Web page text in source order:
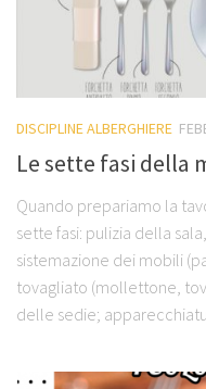
DISCIPLINE ALBERGHIERE
Le sette fasi della
Quando prepariamo la
sette fasi: pulizia della
sistemazione dei mobili
tovagliato (mollettone,
delle sedie;